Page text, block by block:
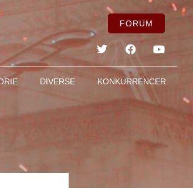
FORUM
DIVERSE KONKURRENCER